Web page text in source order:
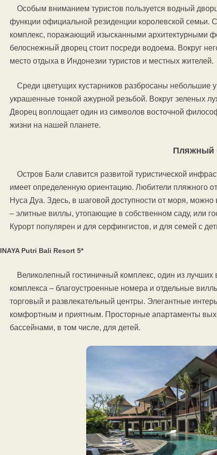
Особым вниманием туристов пользуется водный
функции официальной резиденции королевской семьи.
комплекс, поражающий изысканными архитектурными
белоснежный дворец стоит посреди водоема. Вокруг
место отдыха в Индонезии туристов и местных жителей.
Среди цветущих кустарников разбросаны
украшенные тонкой ажурной резьбой. Вокруг зеленых
Дворец воплощает один из символов восточной
жизни на нашей планете.
Пляжный
Остров Бали славится развитой туристической
имеет определенную ориентацию. Любители пляжного
Нуса Дуа. Здесь, в шаговой доступности от моря,
– элитные виллы, утопающие в собственном саду, или
Курорт популярен и для серфингистов, и для семей с
INAYA Putri Bali Resort 5*
Великолепный гостиничный комплекс, один из
комплекса – благоустроенные номера и отдельные
торговый и развлекательный центры. Элегантные
комфортным и приятным. Просторные апартаменты
бассейнами, в том числе, для детей.